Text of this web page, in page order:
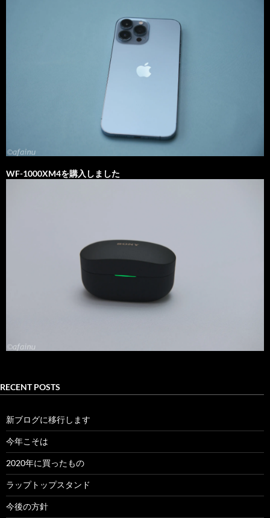
WF-1000XM4を購入しました
RECENT POSTS
新ブログに移行します
今年こそは
2020年に買ったもの
ラップトップスタンド
今後の方針